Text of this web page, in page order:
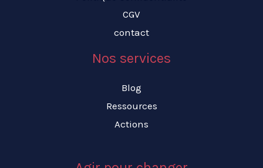
CGV
contact
Nos services
Blog
Ressources
Actions